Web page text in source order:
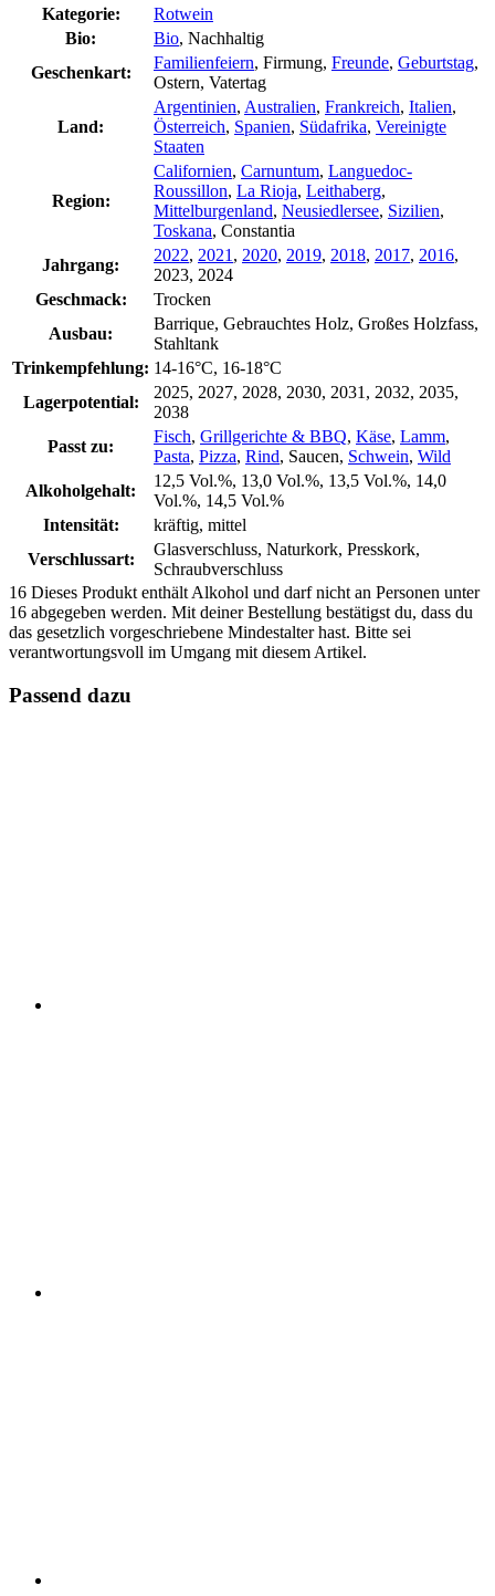
Kategorie:
Rotwein
Bio:
Bio, Nachhaltig
Geschenkart:
Familienfeiern, Firmung, Freunde, Geburtstag,
Ostern, Vatertag
Land:
Argentinien, Australien, Frankreich, Italien,
Österreich, Spanien, Südafrika, Vereinigte
Staaten
Region:
Californien, Carnuntum, Languedoc-
Roussillon, La Rioja, Leithaberg,
Mittelburgenland, Neusiedlersee, Sizilien,
Toskana, Constantia
Jahrgang:
2022, 2021 , 2020, 2019, 2018, 2017, 2016,
2023, 2024
Geschmack:
Trocken
Ausbau:
Barrique, Gebrauchtes Holz, Großes Holzfass,
Stahltank
Trinkempfehlung: 14-16°C, 16-18°C
Lagerpotential:
2025, 2027, 2028, 2030, 2031, 2032, 2035,
2038
Passt zu:
Fisch, Grillgerichte & BBQ, Käse, Lamm,
Pasta, Pizza, Rind, Saucen, Schwein, Wild
Alkoholgehalt:
12,5 Vol.%, 13,0 Vol.%, 13,5 Vol.%, 14,0
Vol.%, 14,5 Vol.%
Intensität:
kräftig, mittel
Verschlussart:
Glasverschluss, Naturkork, Presskork,
Schraubverschluss
16 Dieses Produkt enthält Alkohol und darf nicht an Personen unter
16 abgegeben werden. Mit deiner Bestellung bestätigst du, dass du
das gesetzlich vorgeschriebene Mindestalter hast. Bitte sei
verantwortungsvoll im Umgang mit diesem Artikel.
Passend dazu